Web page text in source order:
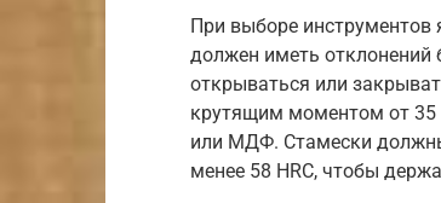
При выборе инструментов
должен иметь отклонений
открываться или
крутящим моментом от 35
или МДФ. Стамески
менее 58 HRC, чтобы